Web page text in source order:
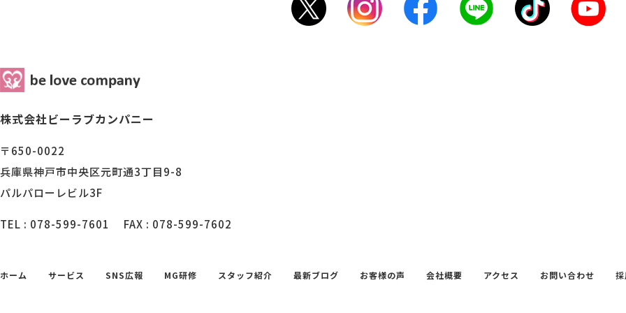
株式会社ビーラブカンパニー
〒650-0022
兵庫県神戸市中央区元町通3丁目9-8
パルパローレビル3F
TEL : 078-599-7601 FAX : 078-599-7602
ホーム サービス SNS広報 MG研修 スタッフ紹介 最新ブログ お客様の声 会社概要 アクセス お問い合わせ